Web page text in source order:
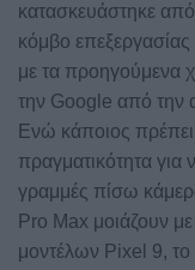
κατασκευάστηκε
κόμβο επεξεργασίας
με τα προηγούμενα
την Google από την
Ενώ κάποιος πρέπει
πραγματικότητα για
γραμμές πίσω
Pro Max μοιάζουν
μοντέλων Pixel 9, το